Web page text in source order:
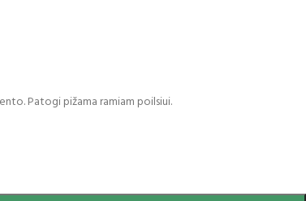
Patogi pižama ramiam poilsiui.